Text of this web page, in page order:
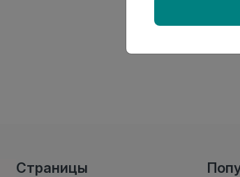
Страницы